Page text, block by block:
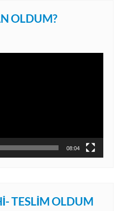
OLDUM?
08:04
TESLIM OLDUM